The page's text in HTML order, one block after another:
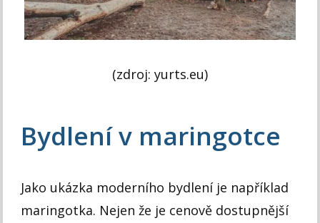
(zdroj: yurts.eu)
Bydlení v maringotce
Jako ukázka moderního bydlení je například
maringotka. Nejen že je cenově dostupnější